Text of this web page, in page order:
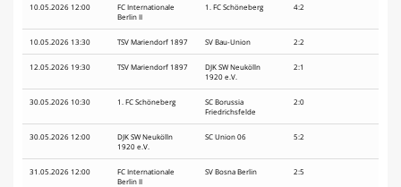
10.05.2026 12:00
FC Internationale
Berlin II
1. FC Schöneberg 4:2
10.05.2026 13:30 TSV Mariendorf 1897 SV Bau-Union 2:2
12.05.2026 19:30 TSV Mariendorf 1897
DJK SW Neukölln
1920 e.V.
2:1
30.05.2026 10:30 1. FC Schöneberg
SC Borussia
Friedrichsfelde
2:0
30.05.2026 12:00
DJK SW Neukölln
1920 e.V.
SC Union 06 5:2
31.05.2026 12:00
FC Internationale
Berlin II
SV Bosna Berlin 2:5